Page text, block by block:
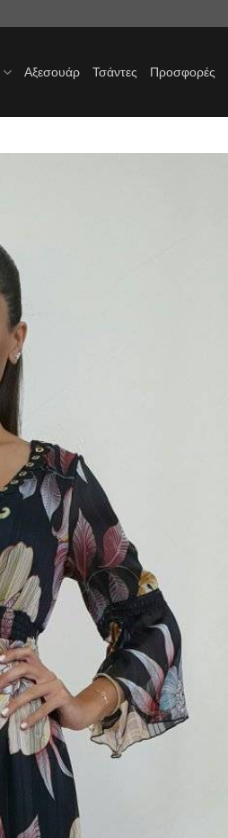
Αξεσουάρ Τσάντες Προσφορές